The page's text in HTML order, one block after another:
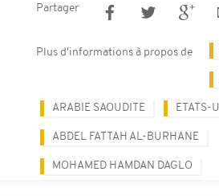
Partager
Plus d'informations à propos de
ARABIE SAOUDITE ETATS-
ABDEL FATTAH AL-BURHANE
MOHAMED HAMDAN DAGLO